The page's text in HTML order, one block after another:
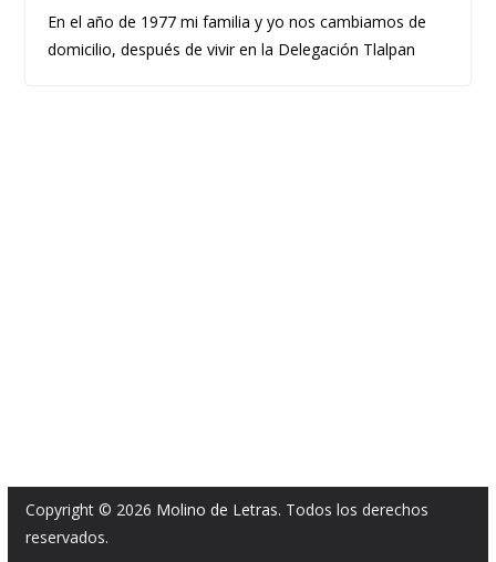
En el año de 1977 mi familia y yo nos cambiamos de
domicilio, después de vivir en la Delegación Tlalpan
Copyright © 2026 Molino de Letras. Todos los derechos
reservados.